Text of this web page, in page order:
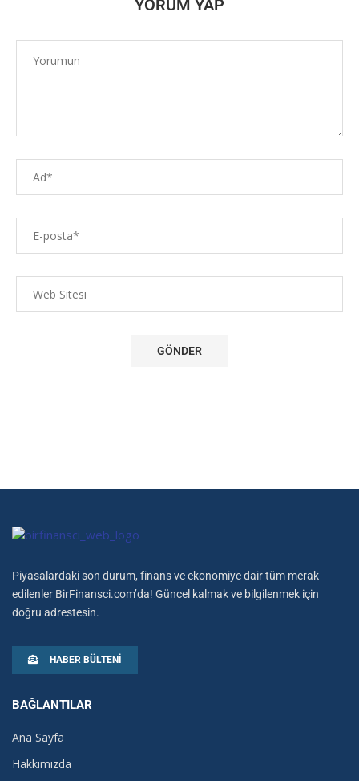
YORUM YAP
Piyasalardaki son durum, finans ve ekonomiye dair tüm merak
edilenler BirFinansci.com’da! Güncel kalmak ve bilgilenmek için
doğru adrestesin.
HABER BÜLTENI
BAĞLANTILAR
Ana Sayfa
Hakkımızda